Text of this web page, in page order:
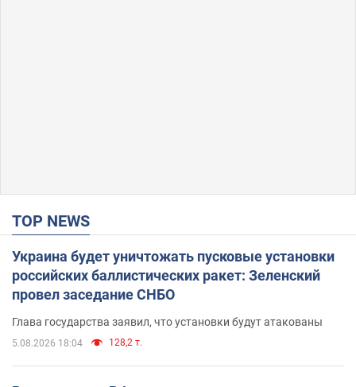
TOP NEWS
Украина будет уничтожать пусковые установки
российских баллистических ракет: Зеленский
провел заседание СНБО
Глава государства заявил, что установки будут атакованы
5.08.2026 18:04 128,2 т.